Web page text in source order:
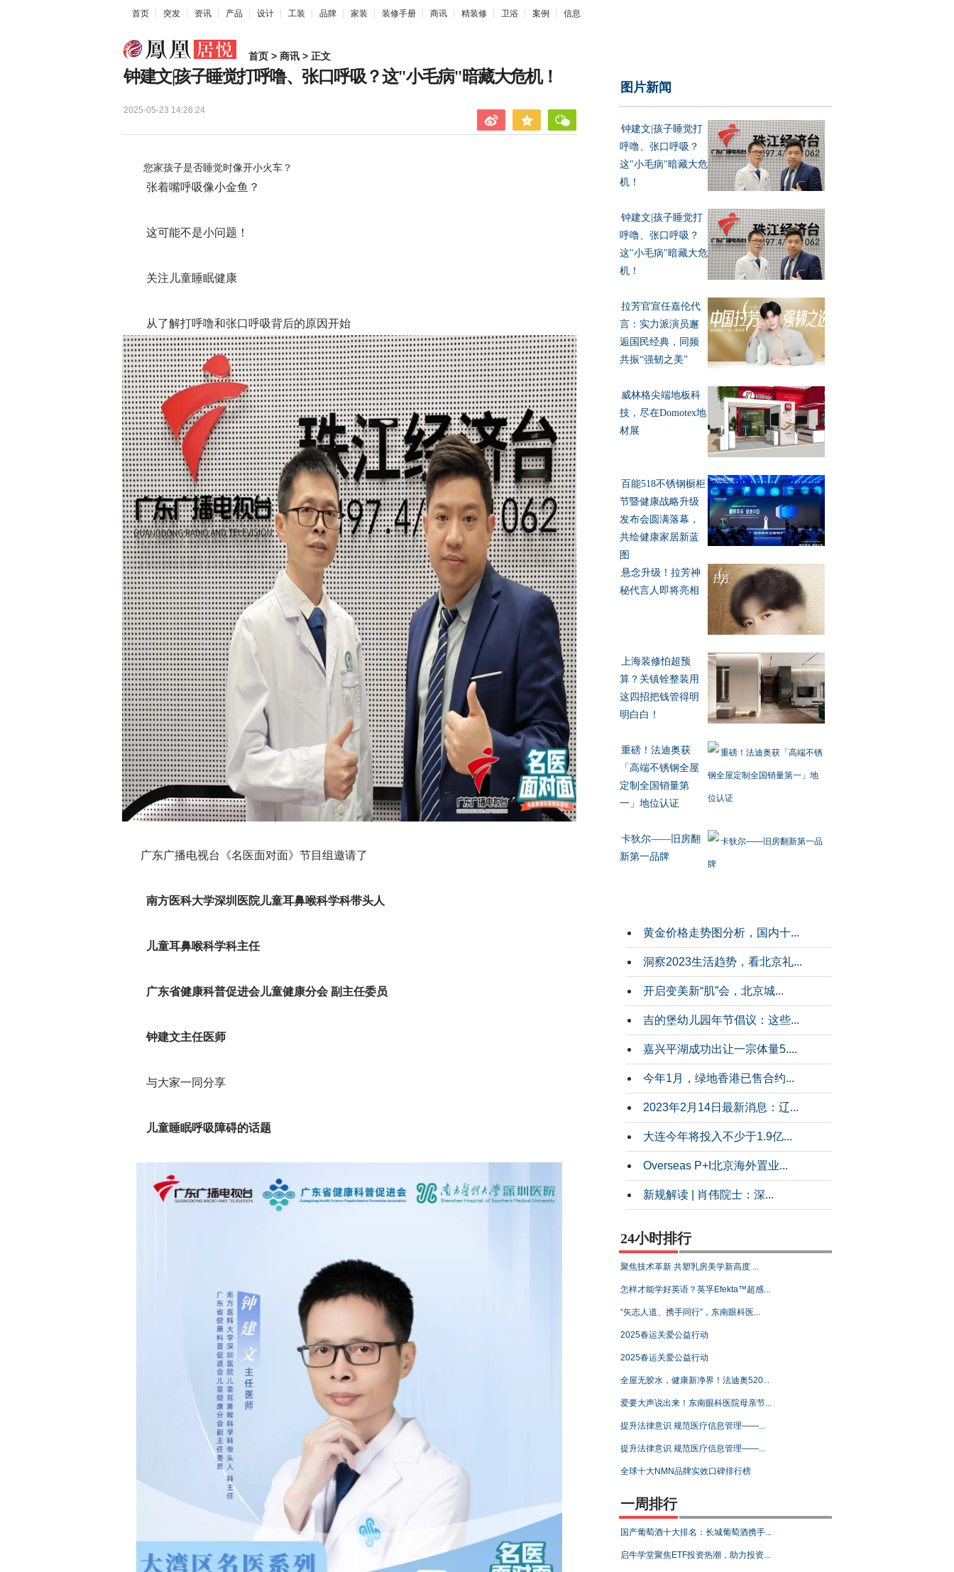
首页 突发 资讯 产品 设计 工装 品牌 家装 装修手册 商讯 精装修 卫浴 案例 信息
首页 > 商讯 > 正文
钟建文|孩子睡觉打呼噜、张口呼吸？这"小毛病"暗藏大危机！
2025-05-23 14:26:24
您家孩子是否睡觉时像开小火车？
张着嘴呼吸像小金鱼？
这可能不是小问题！
关注儿童睡眠健康
从了解打呼噜和张口呼吸背后的原因开始
广东广播电视台《名医面对面》节目组邀请了
南方医科大学深圳医院儿童耳鼻喉科学科带头人
儿童耳鼻喉科学科主任
广东省健康科普促进会儿童健康分会 副主任委员
钟建文主任医师
与大家一同分享
儿童睡眠呼吸障碍的话题
图片新闻
钟建文|孩子睡觉打
呼噜、张口呼吸？
这"小毛病"暗藏大危
机！
钟建文|孩子睡觉打
呼噜、张口呼吸？
这"小毛病"暗藏大危
机！
拉芳官宣任嘉伦代
言：实力派演员邂
逅国民经典，同频
共振“强韧之美”
威林格尖端地板科
技，尽在Domotex地
材展
百能518不锈钢橱柜
节暨健康战略升级
发布会圆满落幕，
共绘健康家居新蓝
图
悬念升级！拉芳神
秘代言人即将亮相
上海装修怕超预
算？关镇铨整装用
这四招把钱管得明
明白白！
重磅！法迪奥获
「高端不锈钢全屋
定制全国销量第
一」地位认证
卡狄尔——旧房翻
新第一品牌
黄金价格走势图分析，国内十...
洞察2023生活趋势，看北京礼...
开启变美新“肌”会，北京城...
吉的堡幼儿园年节倡议：这些...
嘉兴平湖成功出让一宗体量5....
今年1月，绿地香港已售合约...
2023年2月14日最新消息：辽...
大连今年将投入不少于1.9亿...
Overseas P+I北京海外置业...
新规解读 | 肖伟院士：深...
24小时排行
聚焦技术革新 共塑乳房美学新高度 ...
怎样才能学好英语？英孚Efekta™超感...
“矢志人道、携手同行”，东南眼科医...
2025春运关爱公益行动
2025春运关爱公益行动
全屋无胶水，健康新净界！法迪奥520...
爱要大声说出来！东南眼科医院母亲节...
提升法律意识 规范医疗信息管理——...
提升法律意识 规范医疗信息管理——...
全球十大NMN品牌实效口碑排行榜
一周排行
国产葡萄酒十大排名：长城葡萄酒携手...
启牛学堂聚焦ETF投资热潮，助力投资...